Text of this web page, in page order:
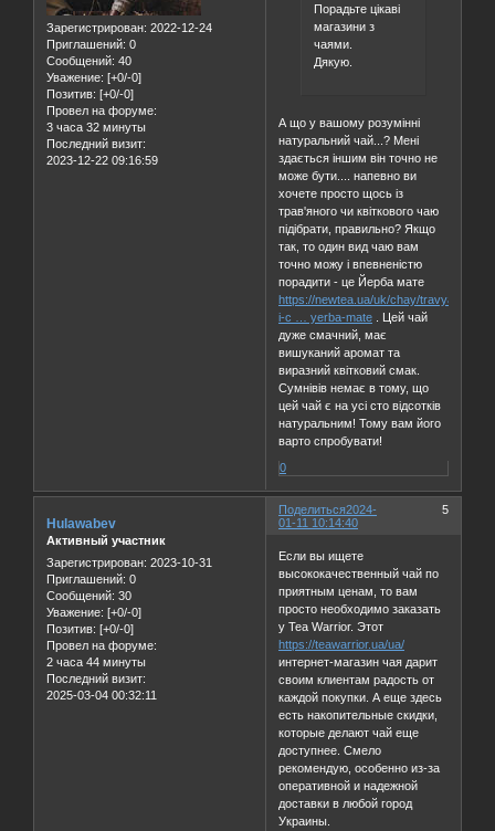
Зарегистрирован: 2022-12-24
Приглашений: 0
Сообщений: 40
Уважение: [+0/-0]
Позитив: [+0/-0]
Провел на форуме:
3 часа 32 минуты
Последний визит:
2023-12-22 09:16:59
Порадьте цікаві
магазини з
чаями.
Дякую.
А що у вашому розумінні
натуральний чай...? Мені
здається іншим він точно не
може бути.... напевно ви
хочете просто щось із
трав'яного чи квіткового чаю
підібрати, правильно? Якщо
так, то один вид чаю вам
точно можу і впевненістю
порадити - це Йерба мате
https://newtea.ua/uk/chay/travyanoy-
i-c … yerba-mate . Цей чай
дуже смачний, має
вишуканий аромат та
виразний квітковий смак.
Сумнівів немає в тому, що
цей чай є на усі сто відсотків
натуральним! Тому вам його
варто спробувати!
0
Поделиться 5
2024-
01-11 10:14:40
Hulawabev
Активный участник
Зарегистрирован: 2023-10-31
Приглашений: 0
Сообщений: 30
Уважение: [+0/-0]
Позитив: [+0/-0]
Провел на форуме:
2 часа 44 минуты
Последний визит:
2025-03-04 00:32:11
Если вы ищете
высококачественный чай по
приятным ценам, то вам
просто необходимо заказать
у Tea Warrior. Этот
https://teawarrior.ua/ua/
интернет-магазин чая дарит
своим клиентам радость от
каждой покупки. А еще здесь
есть накопительные скидки,
которые делают чай еще
доступнее. Смело
рекомендую, особенно из-за
оперативной и надежной
доставки в любой город
Украины.